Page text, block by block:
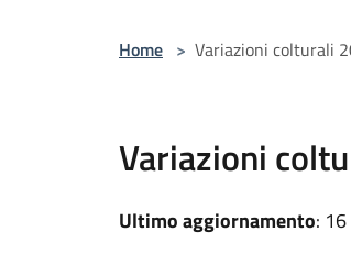
Home > Variazioni colturali
Variazioni
Ultimo aggiornamento: